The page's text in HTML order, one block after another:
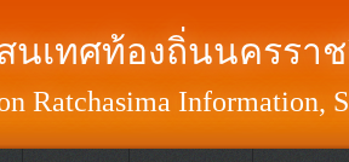
นเทศท้องถิ่นนครรา
Ratchasima Information,